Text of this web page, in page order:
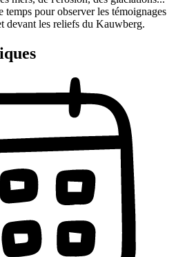
temps pour observer les témoignages
devant les reliefs du Kauwberg.